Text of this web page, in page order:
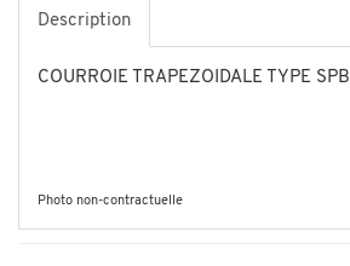
Description
COURROIE TRAPEZOIDALE TYPE SPB
Photo non-contractuelle